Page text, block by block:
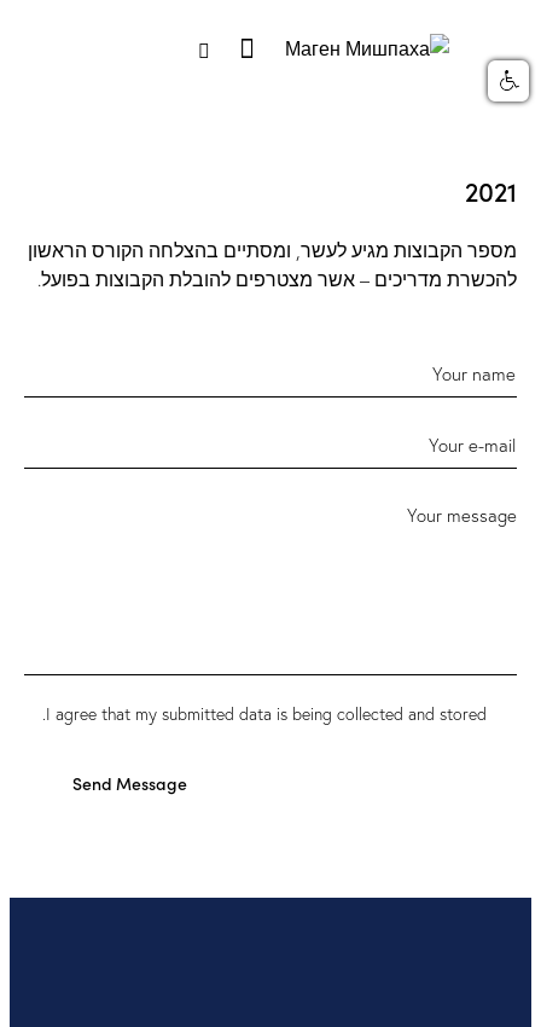
2021
מספר הקבוצות מגיע לעשר, ומסתיים בהצלחה הקורס הראשון
להכשרת מדריכים – אשר מצטרפים להובלת הקבוצות בפועל.
I agree that my submitted data is being collected and stored.
Send Message